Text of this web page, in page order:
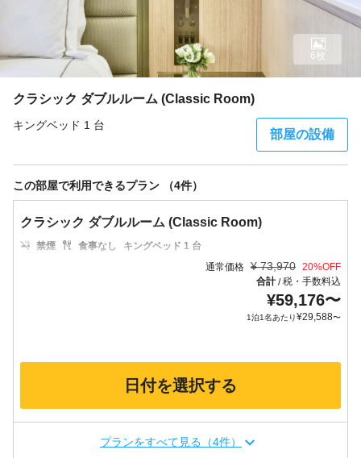
クラシック ダブルルーム (Classic Room)
キングベッド 1 台
部屋の設備
6枚
この部屋で利用できるプラン （4件）
クラシック ダブルルーム (Classic Room)
禁煙 食事なし
キングベッド 1 台
通常価格 ¥ 73,970 20%OFF
合計/税・手数料込
¥59,176〜
1泊1名あたり¥29,588〜
日付を選択する
プランをすべて見る（4件）